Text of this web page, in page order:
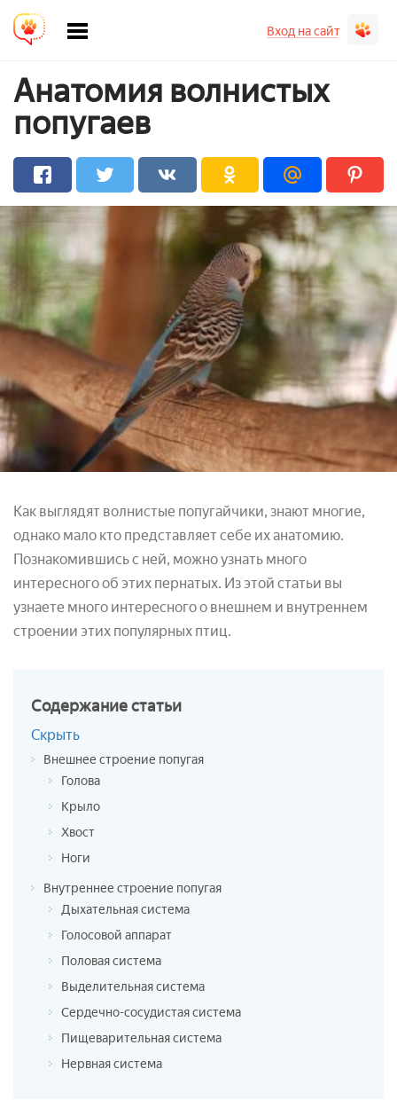
Вход на сайт
Анатомия волнистых
попугаев
Как выглядят волнистые попугайчики, знают многие,
однако мало кто представляет себе их анатомию.
Познакомившись с ней, можно узнать много
интересного об этих пернатых. Из этой статьи вы
узнаете много интересного о внешнем и внутреннем
строении этих популярных птиц.
Содержаниестатьи
Скрыть
Внешнее строение попугая
Голова
Крыло
Хвост
Ноги
Внутреннее строение попугая
Дыхательная система
Голосовой аппарат
Половая система
Выделительная система
Сердечно-сосудистая система
Пищеварительная система
Нервная система